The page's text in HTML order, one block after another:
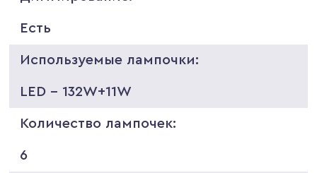
Есть
Используемые лампочки:
LED - 132W+11W
Количество лампочек:
6